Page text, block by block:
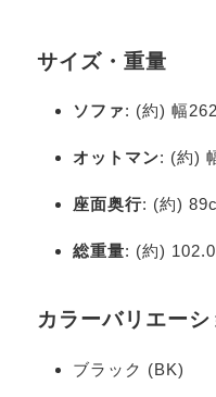
サイズ・重量
ソファ: (約) 幅
オットマン: (約)
座面奥行: (約)
総重量: (約)
カラーバリエーシ
ブラック (BK)